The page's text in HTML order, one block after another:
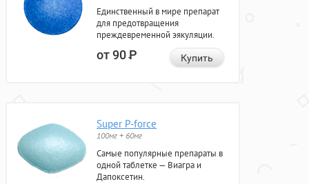
Единственный в мире препарат
для предотвращения
преждевременной эякуляции.
от 90Р Купить
Super P-force
100мг + 60мг
Самые популярные препараты в
одной таблетке — Виагра и
Дапоксетин.